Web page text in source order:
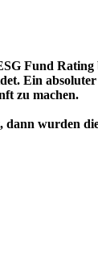
Fund Rating
Ein
zu machen.
dann wurden